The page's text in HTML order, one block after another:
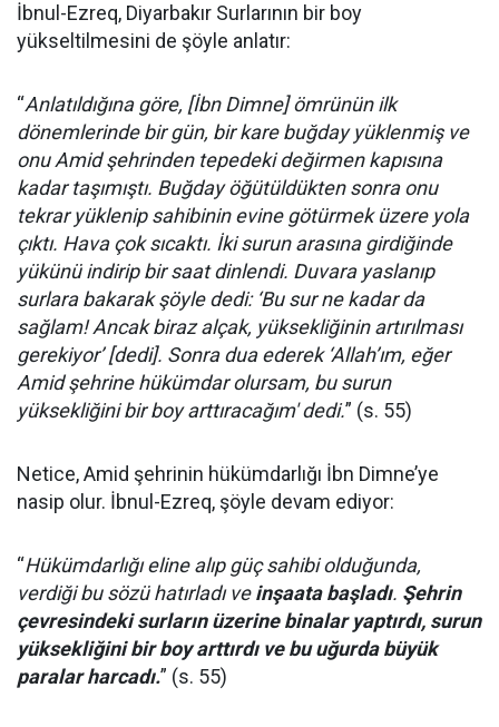
İbnul-Ezreq, Diyarbakır Surlarının bir boy
yükseltilmesini de şöyle anlatır:
“Anlatıldığına göre, [İbn Dimne] ömrünün ilk
dönemlerinde bir gün, bir kare buğday yüklenmiş ve
onu Amid şehrinden tepedeki değirmen kapısına
kadar taşımıştı. Buğday öğütüldükten sonra onu
tekrar yüklenip sahibinin evine götürmek üzere yola
çıktı. Hava çok sıcaktı. İki surun arasına girdiğinde
yükünü indirip bir saat dinlendi. Duvara yaslanıp
surlara bakarak şöyle dedi: ‘Bu sur ne kadar da
sağlam! Ancak biraz alçak, yüksekliğinin artırılması
gerekiyor’ [dedi]. Sonra dua ederek ‘Allah’ım, eğer
Amid şehrine hükümdar olursam, bu surun
yüksekliğini bir boy arttıracağım' dedi.” (s. 55)
Netice, Amid şehrinin hükümdarlığı İbn Dimne’ye
nasip olur. İbnul-Ezreq, şöyle devam ediyor:
“Hükümdarlığı eline alıp güç sahibi olduğunda,
verdiği bu sözü hatırladı veinşaata başladı. Şehrin
çevresindeki surların üzerine binalar yaptırdı, surun
yüksekliğini bir boy arttırdı ve bu uğurda büyük
paralar harcadı.” (s. 55)